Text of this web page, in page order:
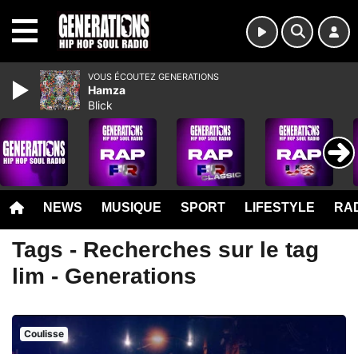
NEWS MUSIQUE SPORT LIFESTYLE
Tags - Recherches sur le tag
lim - Generations
Coulisse
VOUS ÉCOUTEZ GENERATIONS
Hamza
Blick